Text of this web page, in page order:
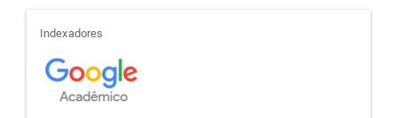
indexadores
Indexadores